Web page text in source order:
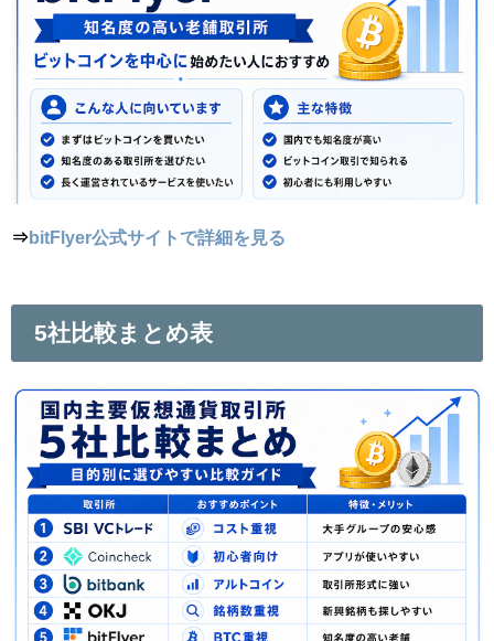
⇒bitFlyer公式サイトで詳細を見る
5社比較まとめ表